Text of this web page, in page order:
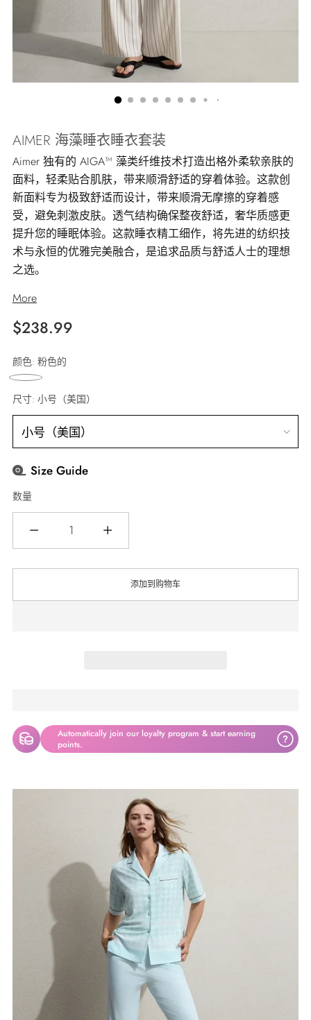
AIMER 海藻睡衣睡衣套装
Aimer 独有的 AIGA™ 藻类纤维技术打造出格外柔软亲肤的
面料，轻柔贴合肌肤，带来顺滑舒适的穿着体验。这款创
新面料专为极致舒适而设计，带来顺滑无摩擦的穿着感
受，避免刺激皮肤。透气结构确保整夜舒适，奢华质感更
提升您的睡眠体验。这款睡衣精工细作，将先进的纺织技
术与永恒的优雅完美融合，是追求品质与舒适人士的理想
之选。
More
正
常
价
格
$238.99
颜色: 粉色的
尺寸: 小号（美国）
Size Guide
数量
添加到购物车
Automatically join our loyalty program & start earning
points.
?